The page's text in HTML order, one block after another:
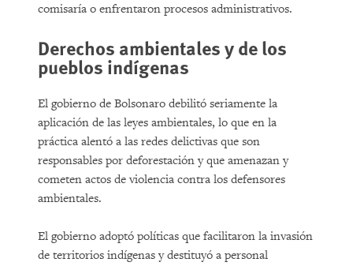
comisaría o enfrentaron procesos administrativos.
Derechos ambientales y de los
pueblos indígenas
El gobierno de Bolsonaro debilitó seriamente la
aplicación de las leyes ambientales, lo que en la
práctica alentó a las redes delictivas que son
responsables por deforestación y que amenazan y
cometen actos de violencia contra los defensores
ambientales.
El gobierno adoptó políticas que facilitaron la invasión
de territorios indígenas y destituyó a personal